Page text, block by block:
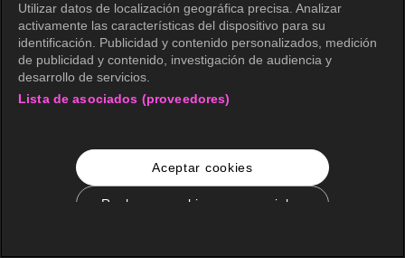
Utilizar datos de localización geográfica precisa. Analizar
activamente las características del dispositivo para su
identificación. Publicidad y contenido personalizados, medición
de publicidad y contenido, investigación de audiencia y
desarrollo de servicios.
Lista de asociados (proveedores)
Aceptar cookies
Rechazar cookies no esenciales